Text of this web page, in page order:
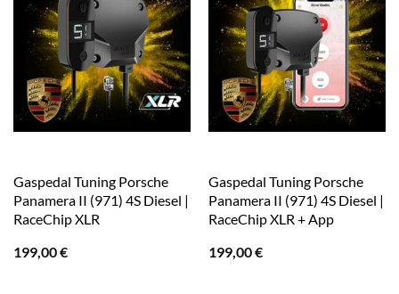
Gaspedal Tuning Porsche
Panamera II (971) 4S Diesel |
RaceChip XLR
199,00€
Gaspedal Tuning Porsche
Panamera II (971) 4S Diesel |
RaceChip XLR + App
199,00€